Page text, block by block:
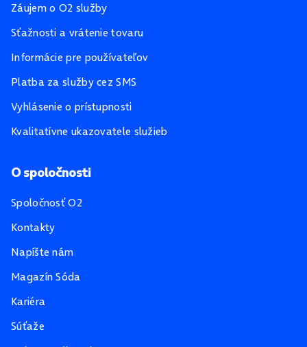
Záujem o O2 služby
Sťažnosti a vrátenie tovaru
Informácie pre používateľov
Platba za služby cez SMS
Vyhlásenie o prístupnosti
Kvalitatívne ukazovatele služieb
O spoločnosti
Spoločnosť O2
Kontakty
Napíšte nám
Magazín Sóda
Kariéra
Súťaže